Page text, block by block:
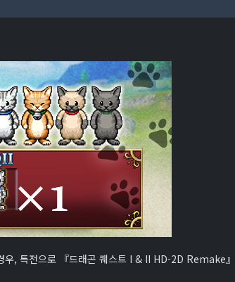
, 특전으로 『드래곤 퀘스트 I & II HD-2D Remake